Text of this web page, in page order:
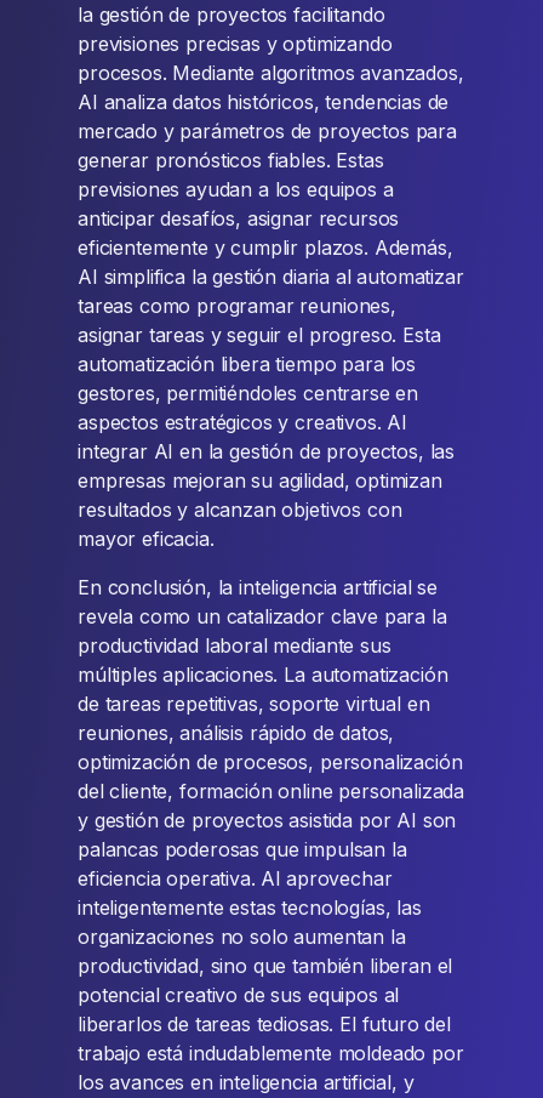
la gestión de proyectos facilitando
previsiones precisas y optimizando
procesos. Mediante algoritmos avanzados,
AI analiza datos históricos, tendencias de
mercado y parámetros de proyectos para
generar pronósticos fiables. Estas
previsiones ayudan a los equipos a
anticipar desafíos, asignar recursos
eficientemente y cumplir plazos. Además,
AI simplifica la gestión diaria al automatizar
tareas como programar reuniones,
asignar tareas y seguir el progreso. Esta
automatización libera tiempo para los
gestores, permitiéndoles centrarse en
aspectos estratégicos y creativos. Al
integrar AI en la gestión de proyectos, las
empresas mejoran su agilidad, optimizan
resultados y alcanzan objetivos con
mayor eficacia.
En conclusión, la inteligencia artificial se
revela como un catalizador clave para la
productividad laboral mediante sus
múltiples aplicaciones. La automatización
de tareas repetitivas, soporte virtual en
reuniones, análisis rápido de datos,
optimización de procesos, personalización
del cliente, formación online personalizada
y gestión de proyectos asistida por AI son
palancas poderosas que impulsan la
eficiencia operativa. Al aprovechar
inteligentemente estas tecnologías, las
organizaciones no solo aumentan la
productividad, sino que también liberan el
potencial creativo de sus equipos al
liberarlos de tareas tediosas. El futuro del
trabajo está indudablemente moldeado por
los avances en inteligencia artificial, y